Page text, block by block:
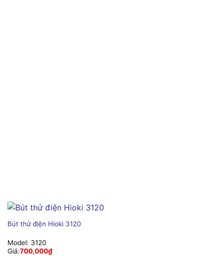
Bút thử điện Hioki 3120
Model: 3120
Giá:700,000₫